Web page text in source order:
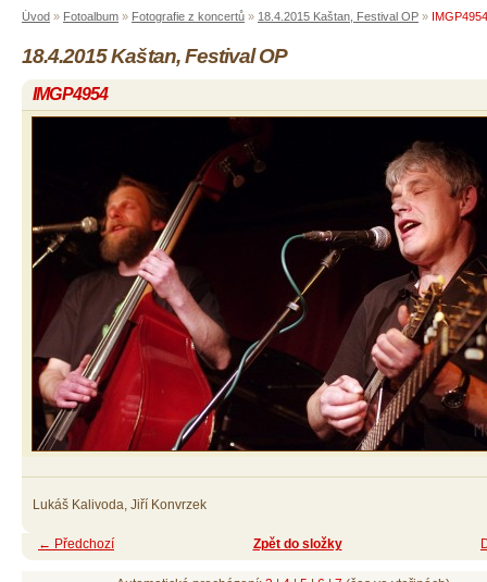
Úvod » Fotoalbum » Fotografie z koncertů » 18.4.2015 Kaštan, Festival OP » IMGP4954
18.4.2015 Kaštan, Festival OP
IMGP4954
Lukáš Kalivoda, Jiří Konvrzek
← Předchozí Zpět do složky